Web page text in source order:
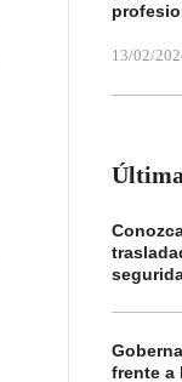
13/02/
frente a